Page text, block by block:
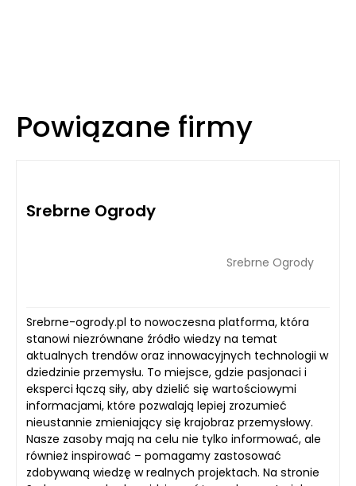
Powiązane firmy
Srebrne Ogrody
Srebrne Ogrody
Srebrne-ogrody.pl to nowoczesna platforma, która
stanowi niezrównane źródło wiedzy na temat
aktualnych trendów oraz innowacyjnych technologii w
dziedzinie przemysłu. To miejsce, gdzie pasjonaci i
eksperci łączą siły, aby dzielić się wartościowymi
informacjami, które pozwalają lepiej zrozumieć
nieustannie zmieniający się krajobraz przemysłowy.
Nasze zasoby mają na celu nie tylko informować, ale
również inspirować – pomagamy zastosować
zdobywaną wiedzę w realnych projektach. Na stronie